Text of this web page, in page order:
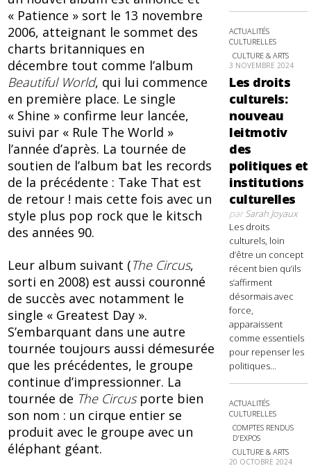
« Patience » sort le 13 novembre
2006, atteignant le sommet des
charts britanniques en
décembre tout comme l’album
Beautiful World, qui lui commence
en première place. Le single
« Shine » confirme leur lancée,
suivi par « Rule The World »
l’année d’après. La tournée de
soutien de l’album bat les records
de la précédente : Take That est
de retour ! mais cette fois avec un
style plus pop rock que le kitsch
des années 90.
Leur album suivant (The Circus,
sorti en 2008) est aussi couronné
de succès avec notamment le
single « Greatest Day ».
S’embarquant dans une autre
tournée toujours aussi démesurée
que les précédentes, le groupe
continue d’impressionner. La
tournée de The Circusporte bien
son nom : un cirque entier se
produit avec le groupe avec un
éléphant géant.
ACTUALITÉS
CULTURELLES
CULTURE & ARTS
3 NOVEMBRE 2024
Les droits
culturels:
nouveau
leitmotiv
des
politiques et
institutions
culturelles
parSarah Joyaux
Les droits
culturels, loin
d’être un concept
récent bien qu’ils
s’affirment
désormais avec
force,
apparaissent
comme essentiels
pour repenser les
politiques...
ACTUALITÉS
CULTURELLES
COMPTES RENDUS
D'EXPOS
CULTURE & ARTS
20 OCTOBRE 2024